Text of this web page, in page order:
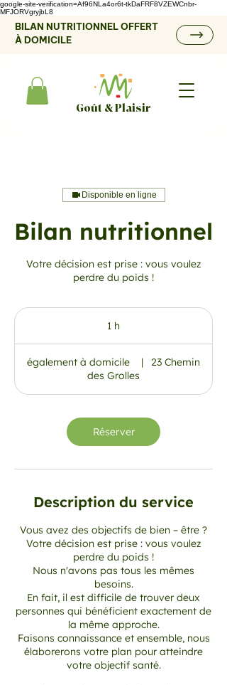
google-site-verification=Af96NLa4or6t-tkDaFRF8VZEWCnbr-
MFJORVgryjbL8
BILAN NUTRITIONNEL OFFERT
À DOMICILE
Goût & Plaisir
Disponible en ligne
Bilan nutritionnel
Votre décision est prise : vous voulez
perdre du poids !
1 h
également à domicile |
23 Chemin
des Grolles
Réserver
Description du service
Vous avez des objectifs de bien – être ?
Votre décision est prise : vous voulez
perdre du poids !
Nous n'avons pas tous les mêmes
besoins.
En fait, il est difficile de trouver deux
personnes qui bénéficient exactement de
la même approche.
Faisons connaissance et ensemble, nous
élaborerons votre plan pour atteindre
votre objectif santé.